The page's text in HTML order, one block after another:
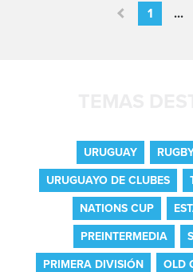
1 ...
URUGUAY
URUGUAYO DE CLUBES
NATIONS CUP
PREINTERMEDIA
PRIMERA DIVISIÓN OLD